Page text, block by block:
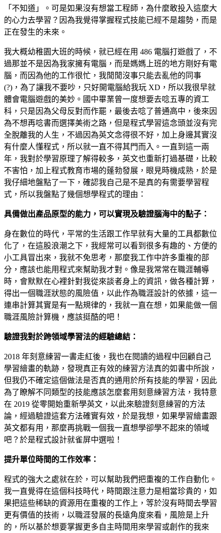
「不知道」。可是如果沒有想當工程師，為什麼敢投入這麼大
的心力去學習？因為我覺得掌握程式技能已經不是趨勢，而是
正在發生的未來。
我大概幼稚園大班的時候，就已經在用 486 電腦打遊戲了，不
過那並不是因為我家擁有電腦，而是媽媽上班的地方剛好有電
腦，而因為他的工作很忙，我閒閒沒事只能去亂他的同事
(?)，為了讓我不要吵，只好開電腦給我玩 XD，所以我很早就
體會電腦遊戲的美妙。國中畢業曾一度想要去唸五專的資工
科，只是因為父母反對而作罷，最後去唸了普通高中，後來因
為不想再唸書而選擇美術之路，但是程式學習這念頭並沒有完
全脫離我的人生，不過因為英文念得很不好，加上身邊其實沒
有什麼人懂程式，所以就一直不得其門而入。一直到這一兩
年，我對於學習原理了解得較多，英文也重新打過基礎，比較
不害怕，加上程式教育市場的蓬勃發展，眼見時機成熟，於是
我仔細地盤點了一下，確認我自己是不是真的有需要學習程
式，所以我盤點了幾個想學程式的理由：
具備做出產品原型的能力，可以實現及驗證腦海中的點子：
身在數位的時代，平常的生活跟工作早就有大量的工具都數位
化了，在這股浪潮之下，我經常可以看到很多有趣的、方便的
小工具冒出來，我就不免思考，那麼我工作中許多重複的部
分，應該也能用程式來幫助我才對。像是我常常在職涯輔導
時，會默默在心裡針對我從來談者身上的資訊，做各種計算，
得出一個職涯狀態的風險值，以此作為職涯設計的依據，這一
連串計算其實是有一點規律的，我就一直在想，如果能做一個
職涯風險計算機，應該挺酷的吧！
驗證我對於跨領域學習法的經驗總結：
2018 年刻意練習一書走紅後，我也在閱讀的過程中回顧自己
學習繪畫的軌跡，發現真正有效的練習方法真的如書中所說，
但我仍不確定這個做法是否真的通用於所有技能的學習，因此
為了瞭解不同類型的技能應該怎麼套用刻意練習方法，我特意
在 2019 從零開始重新學英文，以此來驗證刻意練習的方法
論，經過驗證這套方法確實有效，於是我想，如果學習繪畫跟
英文都有用，那麼再挑戰一個我一直想學卻學不起來的領域
吧？於是程式設計就雀屏中選啦！
提升單位時間的工作效率：
程式的強大之處就在於，可以幫助我們把重複的工作自動化。
我一直覺得在這個科技時代，時間跟注意力是相當珍貴的，如
果把這些稀缺的資源用在重複的工作上，等於沒有時間去學習
更有價值的技術，以職涯發展的長遠角度來看，風險是上升
的，所以基於想要掌握更多自主時間用來學習或創作的我來